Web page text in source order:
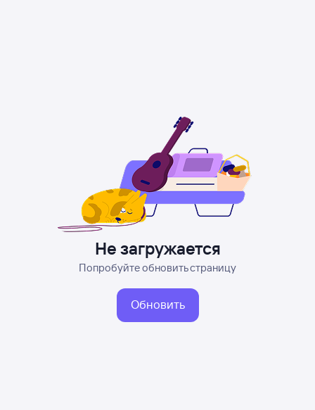
Не загружается
Попробуйте обновить страницу
Обновить